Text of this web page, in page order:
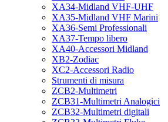
XA34-Midland VHF-UHF
XA35-Midland VHF Marini
XA36-Semi Professionali
XA37-Tempo libero
XA40-Accessori Midland
XB2-Zodiac
XC2-Accessori Radio
Strumenti di misura
ZCB2-Multimetri
ZCB31-Multimetri Analogici
ZCB32-Multimetri digitali